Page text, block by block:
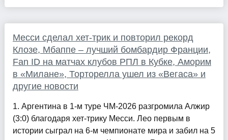
Месси сделал хет-трик и повторил рекорд
Клозе, Мбаппе – лучший бомбардир Франции,
Fan ID на матчах клубов РПЛ в Кубке, Аморим
в «Милане», Торторелла ушел из «Вегаса» и
другие новости
1. Аргентина в 1-м туре ЧМ-2026 разгромила Алжир
(3:0) благодаря хет-трику Месси. Лео первым в
истории сыграл на 6-м чемпионате мира и забил на 5